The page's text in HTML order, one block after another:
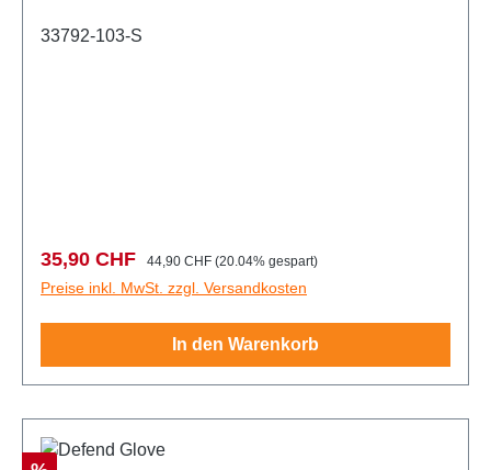
33792-103-S
Verkaufspreis:
35,90 CHF Regulärer Preis:
44,90 CHF (20.04% gespart)
Preise inkl. MwSt. zzgl. Versandkosten
In den Warenkorb